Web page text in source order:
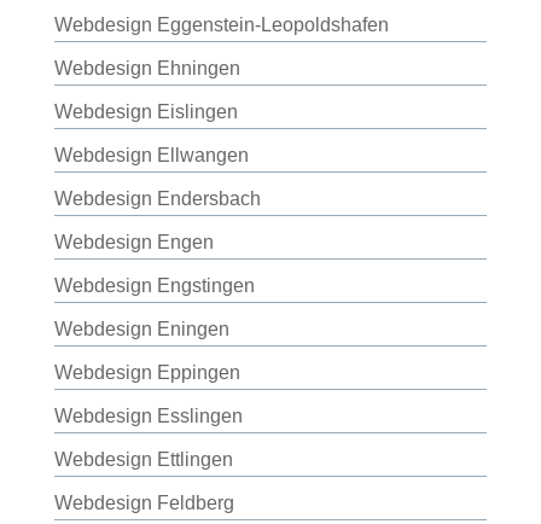
Webdesign Eggenstein-Leopoldshafen
Webdesign Ehningen
Webdesign Eislingen
Webdesign Ellwangen
Webdesign Endersbach
Webdesign Engen
Webdesign Engstingen
Webdesign Eningen
Webdesign Eppingen
Webdesign Esslingen
Webdesign Ettlingen
Webdesign Feldberg